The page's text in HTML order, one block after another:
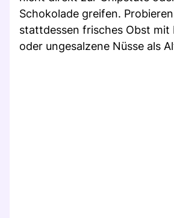
Schokolade greifen.
stattdessen frisches Obst
oder ungesalzene Nüsse als